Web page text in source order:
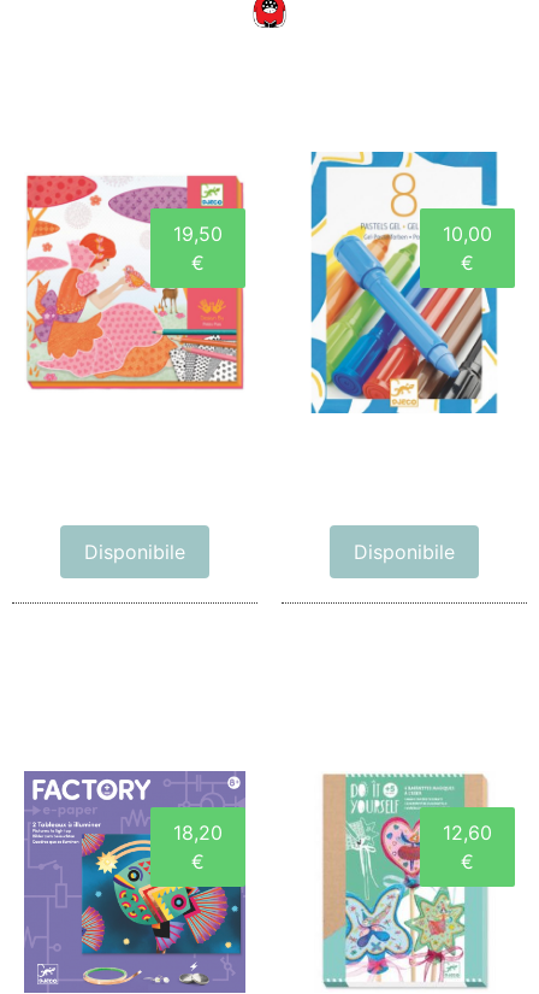
Disponibile
19,50
€
Disponibile
10,00
€
18,20
€
12,60
€